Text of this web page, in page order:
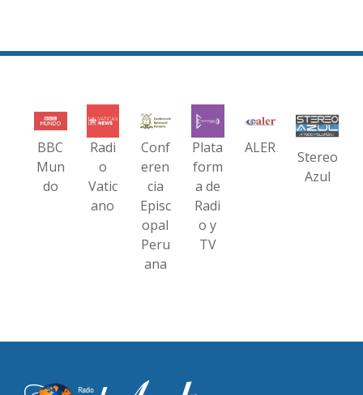
BBC
Mun
do
Radi
o
Vatic
ano
Conf
eren
cia
Episc
opal
Peru
ana
Plata
form
a de
Radi
o y
TV
ALER
Stereo
Azul